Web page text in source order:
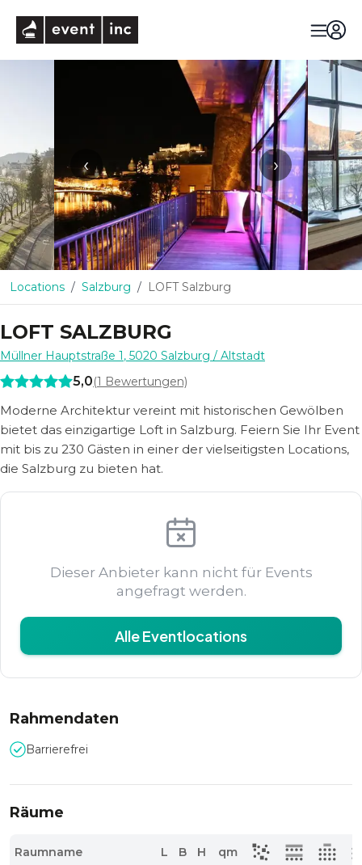
‹ ›
Locations Salzburg LOFT Salzburg
LOFT SALZBURG
Müllner Hauptstraße 1, 5020 Salzburg / Altstadt
5,0(1 Bewertungen)
Moderne Architektur vereint mit historischen Gewölben
bietet das einzigartige Loft in Salzburg. Feiern Sie Ihr Event
mit bis zu 230 Gästen in einer der vielseitigsten Locations,
die Salzburg zu bieten hat.
Dieser Anbieter kann nicht für Events
angefragt werden.
Alle Eventlocations
Rahmendaten
Barrierefrei
Räume
Raumname L B H qm